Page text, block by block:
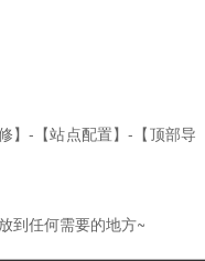
】-【站点配置】-【顶部导
到任何需要的地方~